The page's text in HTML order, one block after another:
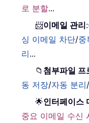
로 분할...
📨이메일 관리:
싱 이메일 차단/중
리...
📁 첨부파일 프
동 저장/자동 분리/
🌟인터페이스
중요 이메일 수신